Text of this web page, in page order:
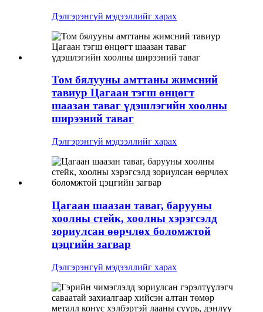
Дэлгэрэнгүй мэдээллийг харах
Том бялууны амттаны жимсний
тавиур Цагаан тэгш өнцөгт
шаазан таваг үдэшлэгийн хоолны
ширээний таваг
Дэлгэрэнгүй мэдээллийг харах
Цагаан шаазан таваг, барууны
хоолны стейк, хоолны хэрэгсэлд
зориулсан өөрчлөх боломжтой
цэцгийн загвар
Дэлгэрэнгүй мэдээллийг харах